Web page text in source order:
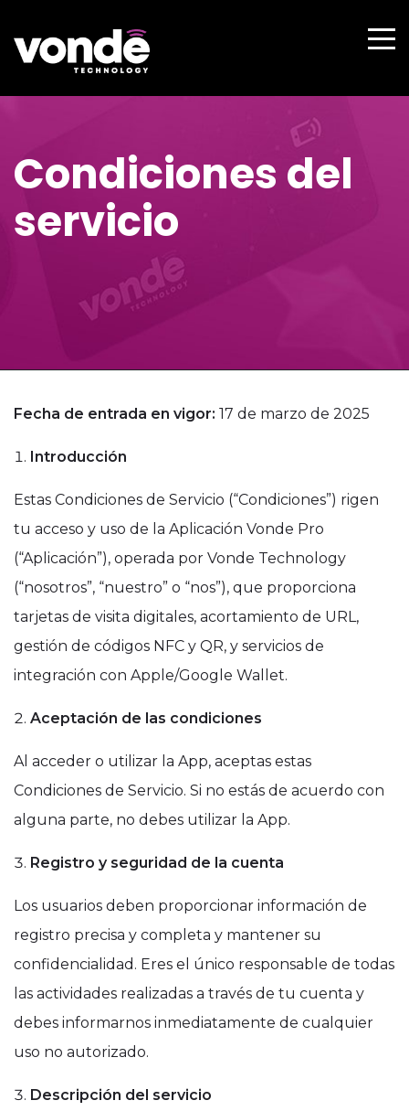
Condiciones del
servicio
Fecha de entrada en vigor: 17 de marzo de 2025
Introducción
Estas Condiciones de Servicio (“Condiciones”) rigen
tu acceso y uso de la Aplicación Vonde Pro
(“Aplicación”), operada por Vonde Technology
(“nosotros”, “nuestro” o “nos”), que proporciona
tarjetas de visita digitales, acortamiento de URL,
gestión de códigos NFC y QR, y servicios de
integración con Apple/Google Wallet.
Aceptación de las condiciones
Al acceder o utilizar la App, aceptas estas
Condiciones de Servicio. Si no estás de acuerdo con
alguna parte, no debes utilizar la App.
Registro y seguridad de la cuenta
Los usuarios deben proporcionar información de
registro precisa y completa y mantener su
confidencialidad. Eres el único responsable de todas
las actividades realizadas a través de tu cuenta y
debes informarnos inmediatamente de cualquier
uso no autorizado.
Descripción del servicio